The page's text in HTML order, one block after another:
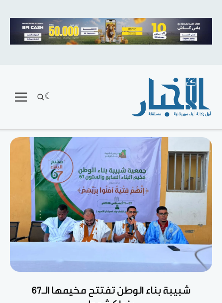
متميز
شبيبة بناء الوطن تفتتح مخيمها الـ67